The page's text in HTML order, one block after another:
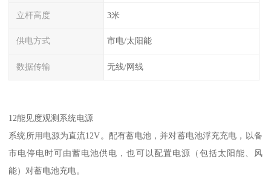
立杆高度 3米
供电方式 市电/太阳能
数据传输 无线/网线
12能见度观测系统电源
系统所用电源为直流12V。配有蓄电池，并对蓄电池浮充充电，以备
市电停电时可由蓄电池供电，也可以配置电源（包括太阳能、风
能）对蓄电池充电。